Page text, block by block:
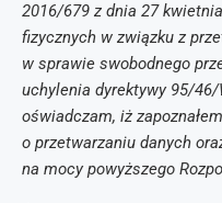
2016/679 z dnia 27
fizycznych w związku z
w sprawie swobodnego
uchylenia dyrektywy 95/46/
oświadczam, iż
o przetwarzaniu danych
na mocy powyższego